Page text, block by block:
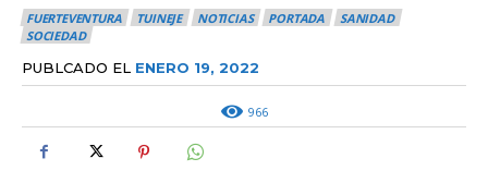
FUERTEVENTURA TUINEJE NOTICIAS PORTADA
SANIDAD
SOCIEDAD
PUBLCADO EL ENERO 19, 2022
966